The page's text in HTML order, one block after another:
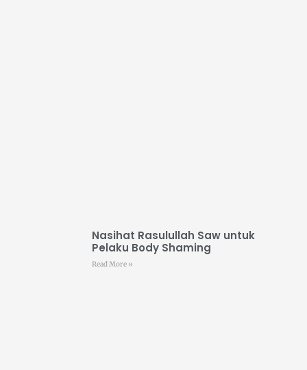
Nasihat Rasulullah Saw untuk
Pelaku Body Shaming
Read More »